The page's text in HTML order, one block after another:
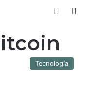
Tecnología